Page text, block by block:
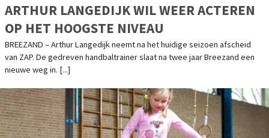
ARTHUR LANGEDIJK WIL WEER ACTEREN
OP HET HOOGSTE NIVEAU
BREEZAND – Arthur Langedijk neemt na het huidige seizoen afscheid
van ZAP. De gedreven handbaltrainer slaat na twee jaar Breezand een
nieuwe weg in. [...]